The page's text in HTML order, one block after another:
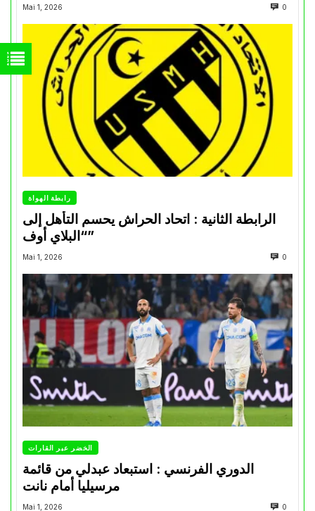
Mai 1, 2026 0
رابطة الهواة
الرابطة الثانية : اتحاد الحراش يحسم التأهل إلى
“البلاي أوف”
Mai 1, 2026 0
الخضر عبر القارات
الدوري الفرنسي : استبعاد عبدلي من قائمة
مرسيليا أمام نانت
Mai 1, 2026 0